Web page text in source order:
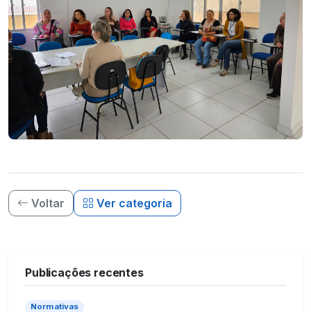
Voltar Ver categoria
Publicações recentes
Normativas